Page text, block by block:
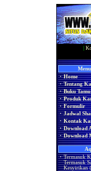
· Home
· Tentang
· Buku Tamu
· Produk
· Formulir
· Jadwal
· Kontak
· Download
· Download
· Termasuk
Termasuk
Kesyirikan